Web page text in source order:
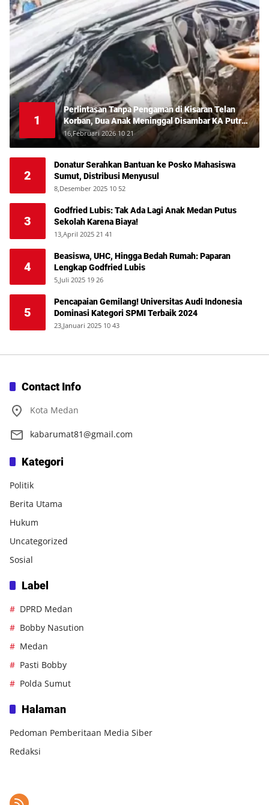
1
Perlintasan Tanpa Pengaman di Kisaran Telan
Korban, Dua Anak Meninggal Disambar KA Putri
Deli
16,Februari 2026 10 21
2
Donatur Serahkan Bantuan ke Posko Mahasiswa
Sumut, Distribusi Menyusul
8,Desember 2025 10 52
3
Godfried Lubis: Tak Ada Lagi Anak Medan Putus
Sekolah Karena Biaya!
13,April 2025 21 41
4
Beasiswa, UHC, Hingga Bedah Rumah: Paparan
Lengkap Godfried Lubis
5,Juli 2025 19 26
5
Pencapaian Gemilang! Universitas Audi Indonesia
Dominasi Kategori SPMI Terbaik 2024
23,Januari 2025 10 43
Contact Info
Kota Medan
kabarumat81@gmail.com
Kategori
Politik
Berita Utama
Hukum
Uncategorized
Sosial
Label
DPRD Medan
Bobby Nasution
Medan
Pasti Bobby
Polda Sumut
Halaman
Pedoman Pemberitaan Media Siber
Redaksi